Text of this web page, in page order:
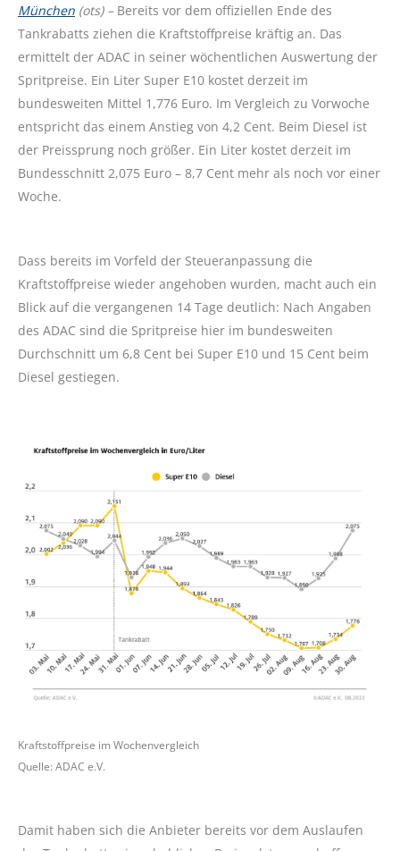
München (ots) – Bereits vor dem offiziellen Ende des
Tankrabatts ziehen die Kraftstoffpreise kräftig an. Das
ermittelt der ADAC in seiner wöchentlichen Auswertung der
Spritpreise. Ein Liter Super E10 kostet derzeit im
bundesweiten Mittel 1,776 Euro. Im Vergleich zu Vorwoche
entspricht das einem Anstieg von 4,2 Cent. Beim Diesel ist
der Preissprung noch größer. Ein Liter kostet derzeit im
Bundesschnitt 2,075 Euro – 8,7 Cent mehr als noch vor einer
Woche.
Dass bereits im Vorfeld der Steueranpassung die
Kraftstoffpreise wieder angehoben wurden, macht auch ein
Blick auf die vergangenen 14 Tage deutlich: Nach Angaben
des ADAC sind die Spritpreise hier im bundesweiten
Durchschnitt um 6,8 Cent bei Super E10 und 15 Cent beim
Diesel gestiegen.
Kraftstoffpreise im Wochenvergleich
Quelle: ADAC e.V.
Damit haben sich die Anbieter bereits vor dem Auslaufen